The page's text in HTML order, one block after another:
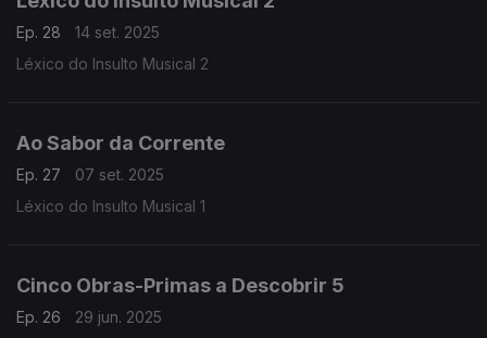
Ep. 28
14 set. 2025
Léxico do Insulto Musical 2
Ao Sabor da Corrente
Ep. 27
07 set. 2025
Léxico do Insulto Musical 1
Cinco Obras-Primas a Descobrir 5
Ep. 26
29 jun. 2025